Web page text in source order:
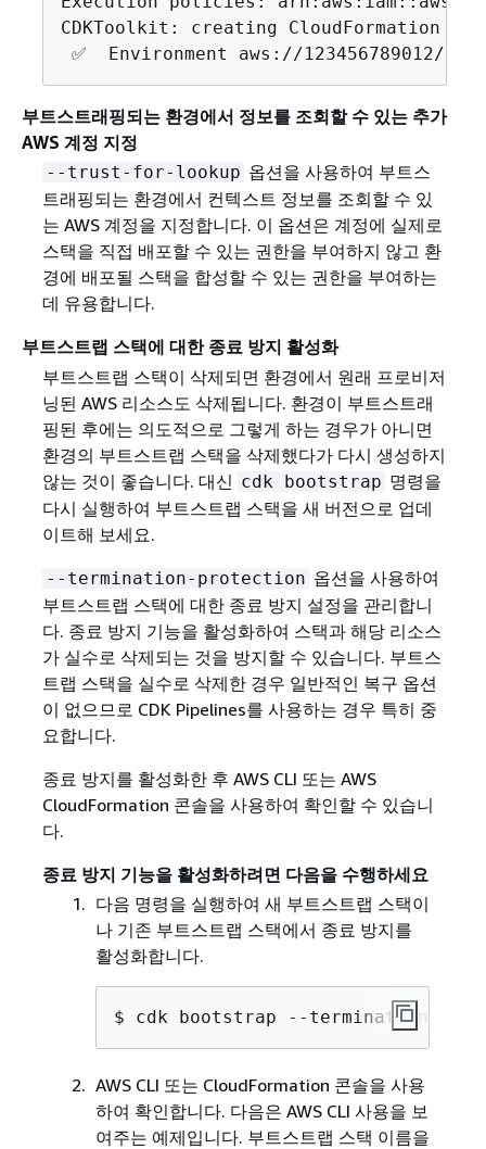
CDKToolkit: creating CloudFormation
✅  Environment aws://123456789012/
부트스트래핑되는 환경에서 정보를 조회할 수 있는 추가
AWS 계정 지정
--trust-for-lookup 옵션을 사용하여 부트스
트래핑되는 환경에서 컨텍스트 정보를 조회할 수 있
는 AWS 계정을 지정합니다. 이 옵션은 계정에 실제로
스택을 직접 배포할 수 있는 권한을 부여하지 않고 환
경에 배포될 스택을 합성할 수 있는 권한을 부여하는
데 유용합니다.
부트스트랩 스택에 대한 종료 방지 활성화
부트스트랩 스택이 삭제되면 환경에서 원래 프로비저
닝된 AWS 리소스도 삭제됩니다. 환경이 부트스트래
핑된 후에는 의도적으로 그렇게 하는 경우가 아니면
환경의 부트스트랩 스택을 삭제했다가 다시 생성하지
않는 것이 좋습니다. 대신 cdk bootstrap 명령을
다시 실행하여 부트스트랩 스택을 새 버전으로 업데
이트해 보세요.
--termination-protection 옵션을 사용하여
부트스트랩 스택에 대한 종료 방지 설정을 관리합니
다. 종료 방지 기능을 활성화하여 스택과 해당 리소스
가 실수로 삭제되는 것을 방지할 수 있습니다. 부트스
트랩 스택을 실수로 삭제한 경우 일반적인 복구 옵션
이 없으므로 CDK Pipelines를 사용하는 경우 특히 중
요합니다.
종료 방지를 활성화한 후 AWS CLI 또는 AWS
CloudFormation 콘솔을 사용하여 확인할 수 있습니
다.
종료 방지 기능을 활성화하려면 다음을 수행하세요
다음 명령을 실행하여 새 부트스트랩 스택이
나 기존 부트스트랩 스택에서 종료 방지를
활성화합니다.
$ cdk bootstrap --termination-
AWS CLI 또는 CloudFormation 콘솔을 사용
하여 확인합니다. 다음은 AWS CLI 사용을 보
여주는 예제입니다. 부트스트랩 스택 이름을